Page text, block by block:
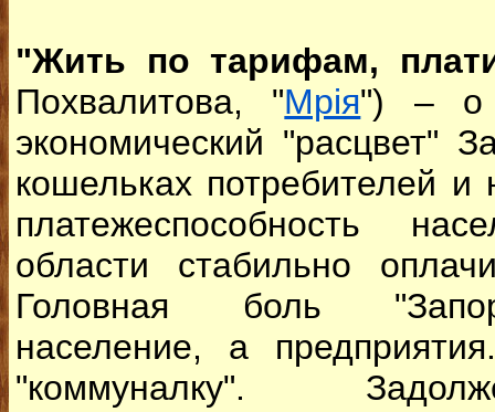
"Жить по тарифам,
Похвалитова, "Мрiя") – о
экономический "расцвет"
кошельках потребителей и
платежеспособность
области стабильно
Головная боль
население, а
"коммуналку".